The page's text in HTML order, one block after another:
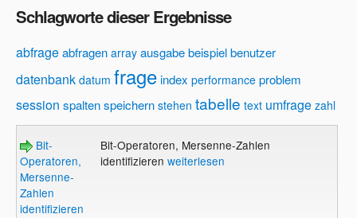
Schlagworte dieser Ergebnisse
abfrageabfragen array ausgabebeispielbenutzer
datenbank datum frageindex performance problem
session spaltenspeichern stehen tabelle text umfrage zahl
Bit-
Operatoren,
Mersenne-
Zahlen
identifizieren
Bit-Operatoren, Mersenne-Zahlen
identifizieren weiterlesen